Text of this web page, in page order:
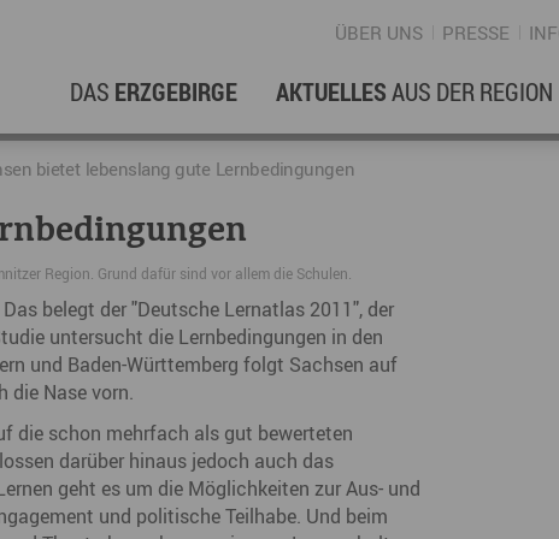
ÜBER UNS PRESSE
DAS ERZGEBIRGE
im Erzgebirge
im Erzgebirge
Spaces im Erzgebirge
Wohnen &
AKTUELLESAUS DER REGION
bietet lebenslang gute Lernbedingungen
Region. Grund dafür sind vor allem die Schulen.
belegt der "Deutsche Lernatlas 2011", der
untersucht die Lernbedingungen in den
und Baden-Württemberg folgt Sachsen auf
die Nase vorn.
die schon mehrfach als gut bewerteten
darüber hinaus jedoch auch das
geht es um die Möglichkeiten zur Aus- und
und politische Teilhabe. Und beim